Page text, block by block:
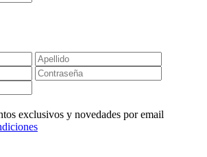
exclusivos y novedades por email